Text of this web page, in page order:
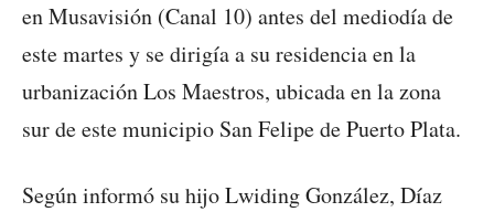
en Musavisión (Canal 10) antes del mediodía de
este martes y se dirigía a su residencia en la
urbanización Los Maestros, ubicada en la zona
sur de este municipio San Felipe de Puerto Plata.
Según informó su hijo Lwiding González, Díaz